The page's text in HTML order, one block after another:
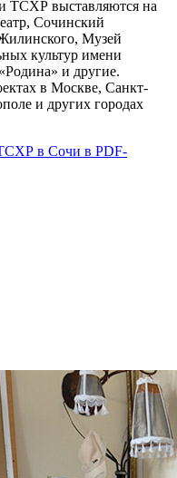
ТСХР выставляются на
Сочинский
Музей
культур имени
и другие.
в Москве, Санкт-
и других городах
в Сочи в PDF-